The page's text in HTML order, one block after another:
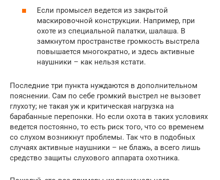
Если промысел ведется из закрытой
маскировочной конструкции. Например, при
охоте из специальной палатки, шалаша. В
замкнутом пространстве громкость выстрела
повышается многократно, и здесь активные
наушники – как нельзя кстати.
Последние три пункта нуждаются в дополнительном
пояснении. Сам по себе громкий выстрел не вызовет
глухоту; не такая уж и критическая нагрузка на
барабанные перепонки. Но если охота в таких условиях
ведется постоянно, то есть риск того, что со временем
со слухом возникнут проблемы. Так что в подобных
случаях активные наушники – не блажь, а всего лишь
средство защиты слухового аппарата охотника.